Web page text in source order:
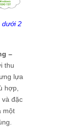
dưới 2
–
thu
lựa
hợp,
và đặc
một